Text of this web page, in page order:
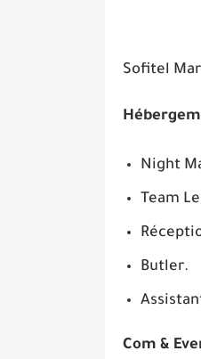
Sofitel
Night
Team
Butler.
Com &